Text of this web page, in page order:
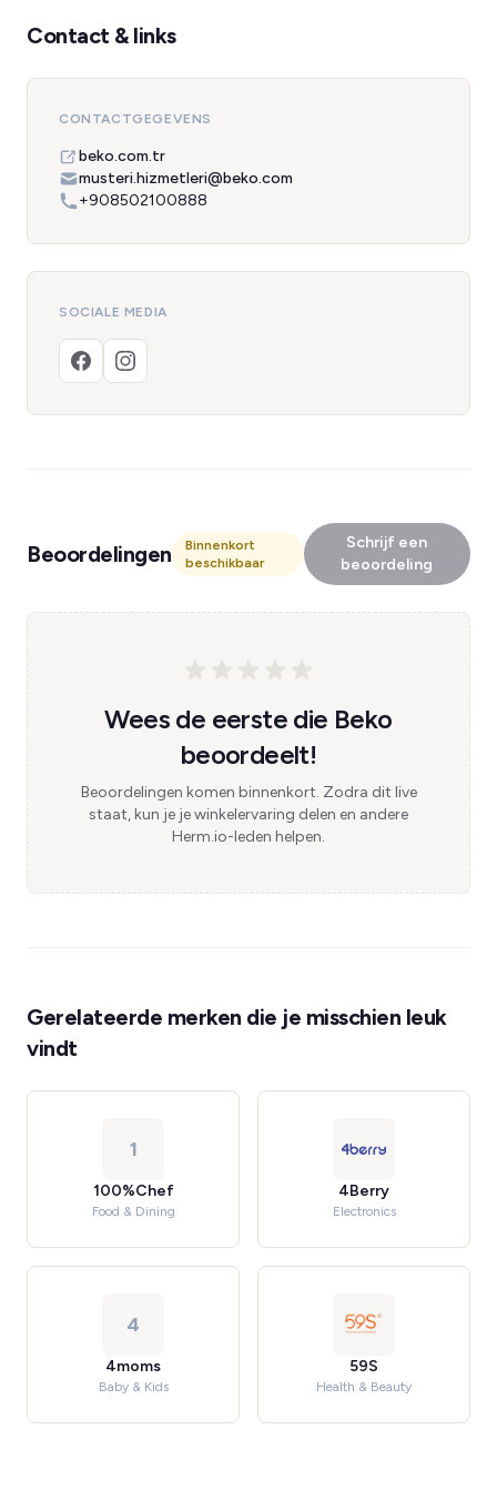
Contact & links
CONTACTGEGEVENS
beko.com.tr
musteri.hizmetleri@beko.com
+908502100888
SOCIALE MEDIA
Beoordelingen
Binnenkort
beschikbaar
Schrijf een
beoordeling
Wees de eerste die Beko
beoordeelt!
Beoordelingen komen binnenkort. Zodra dit live
staat, kun je je winkelervaring delen en andere
Herm.io-leden helpen.
Gerelateerde merken die je misschien leuk
vindt
1
100%Chef
Food & Dining
4Berry
Electronics
4
4moms
Baby & Kids
59S
Health & Beauty